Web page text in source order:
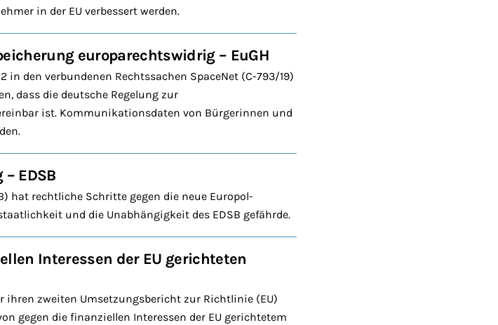
in der EU verbessert werden.
europarechtswidrig – EuGH
in den verbundenen Rechtssachen SpaceNet (C-793/19)
dass die deutsche Regelung zur
ist. Kommunikationsdaten von Bürgerinnen und
EDSB
hat rechtliche Schritte gegen die neue Europol-
und die Unabhängigkeit des EDSB gefährde.
Interessen der EU gerichteten
zweiten Umsetzungsbericht zur Richtlinie (EU)
gegen die finanziellen Interessen der EU gerichtetem